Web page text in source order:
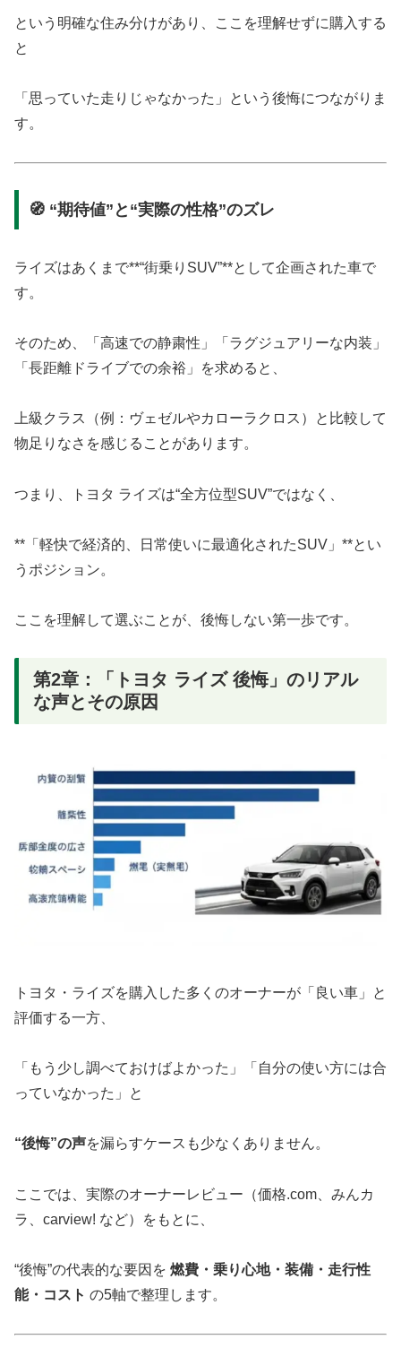
という明確な住み分けがあり、ここを理解せずに購入する
と
「思っていた走りじゃなかった」という後悔につながりま
す。
🧭 “期待値”と“実際の性格”のズレ
ライズはあくまで**“街乗りSUV”**として企画された車で
す。
そのため、「高速での静粛性」「ラグジュアリーな内装」
「長距離ドライブでの余裕」を求めると、
上級クラス（例：ヴェゼルやカローラクロス）と比較して
物足りなさを感じることがあります。
つまり、トヨタ ライズは“全方位型SUV”ではなく、
**「軽快で経済的、日常使いに最適化されたSUV」**とい
うポジション。
ここを理解して選ぶことが、後悔しない第一歩です。
第2章：「トヨタ ライズ 後悔」のリアル
な声とその原因
トヨタ・ライズを購入した多くのオーナーが「良い車」と
評価する一方、
「もう少し調べておけばよかった」「自分の使い方には合
っていなかった」と
“後悔”の声を漏らすケースも少なくありません。
ここでは、実際のオーナーレビュー（価格.com、みんカ
ラ、carview! など）をもとに、
“後悔”の代表的な要因を 燃費・乗り心地・装備・走行性
能・コスト の5軸で整理します。